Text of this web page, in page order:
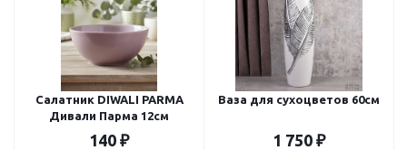
Салатник DIWALI PARMA
Дивали Парма 12см
140 ₽
Ваза для сухоцветов 60см
1 750 ₽